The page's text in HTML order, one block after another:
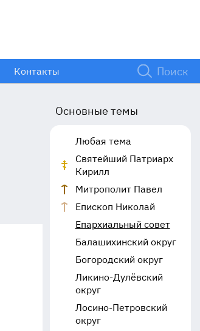
Контакты
Основные темы
Любая тема
Святейший Патриарх
Кирилл
Митрополит Павел
Епископ Николай
Епархиальный совет
Балашихинский округ
Богородский округ
Ликино-Дулёвский
округ
Лосино-Петровский
округ